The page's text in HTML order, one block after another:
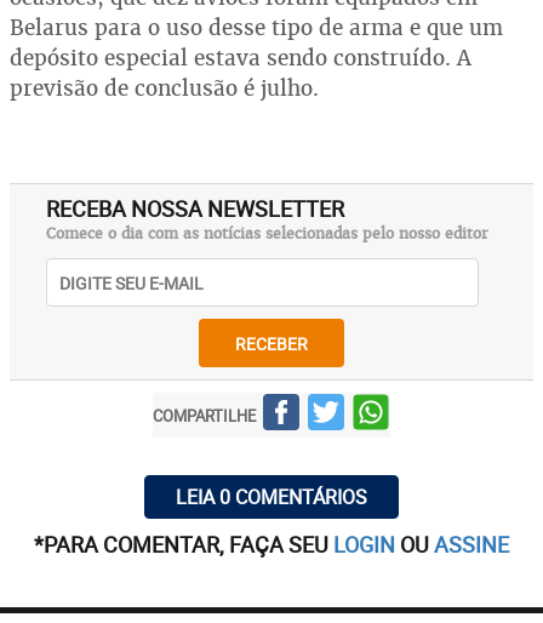
Belarus para o uso desse tipo de arma e que um
depósito especial estava sendo construído. A
previsão de conclusão é julho.
RECEBA NOSSA NEWSLETTER
Comece o dia com as notícias selecionadas pelo nosso editor
RECEBER
COMPARTILHE
LEIA 0 COMENTÁRIOS
*PARA COMENTAR, FAÇA SEU LOGIN OUASSINE